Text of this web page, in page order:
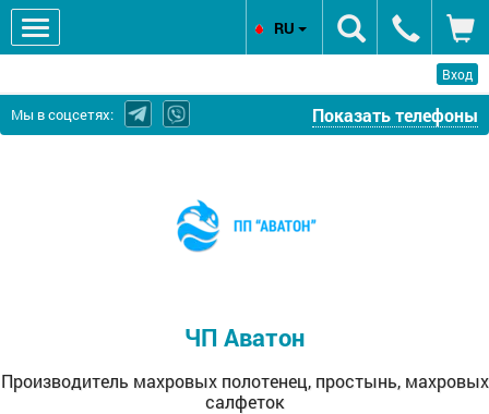
Вход
Мы в соцсетях: Показать телефоны
салфеток
ЧП Аватон
Производитель махровых полотенец, простынь, махровых
салфеток
RU